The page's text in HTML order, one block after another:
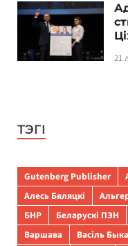
21
ТЭГІ
Gutenberg Publisher
Алесь Бяляцкі
БНР
Беларускі ПЭН
Варшава
Васіль